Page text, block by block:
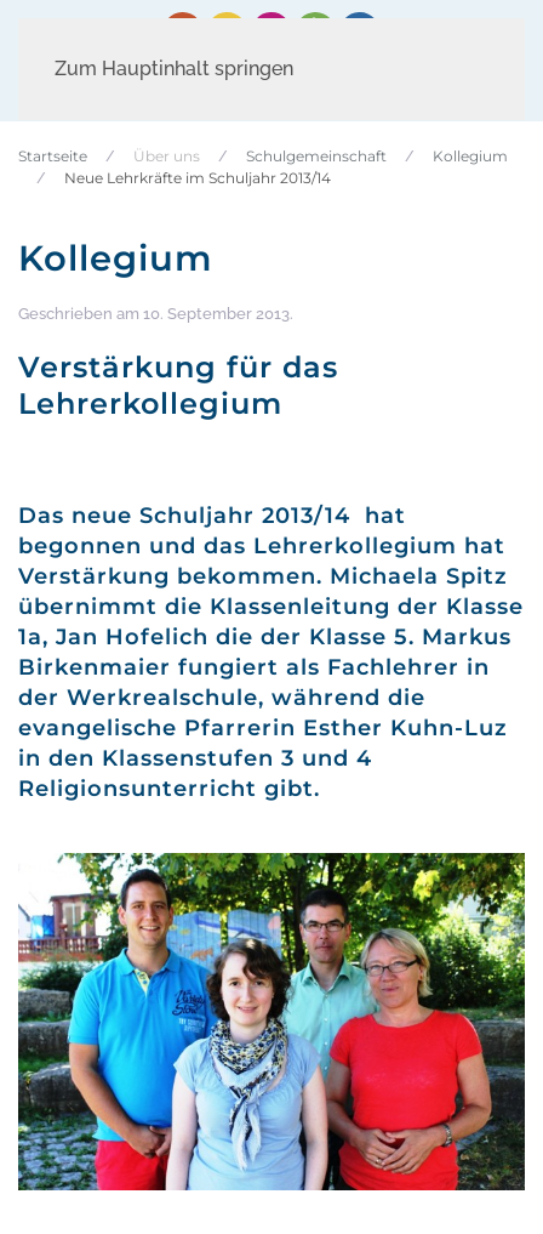
Zum Hauptinhalt springen
Startseite Über uns Schulgemeinschaft
Kollegium
Neue Lehrkräfte im Schuljahr 2013/14
Kollegium
Geschrieben am 10. September 2013.
Verstärkung für das
Lehrerkollegium
Das neue Schuljahr 2013/14 hat
begonnen und das Lehrerkollegium hat
Verstärkung bekommen. Michaela Spitz
übernimmt die Klassenleitung der Klasse
1a, Jan Hofelich die der Klasse 5. Markus
Birkenmaier fungiert als Fachlehrer in
der Werkrealschule, während die
evangelische Pfarrerin Esther Kuhn-Luz
in den Klassenstufen 3 und 4
Religionsunterricht gibt.